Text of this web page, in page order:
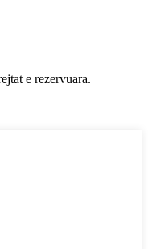
e rezervuara.